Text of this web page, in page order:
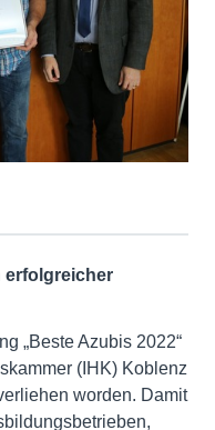
erfolgreicher
„Beste Azubis 2022“
(IHK) Koblenz
worden. Damit